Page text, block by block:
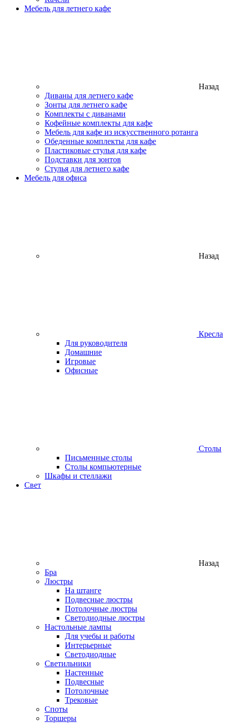
Мебель для летнего кафе
Назад
Диваны для летнего кафе
Зонты для летнего кафе
Комплекты с диванами
Кофейные комплекты для кафе
Мебель для кафе из искусственного ротанга
Обеденные комплекты для кафе
Пластиковые стулья для кафе
Подставки для зонтов
Стулья для летнего кафе
Мебель для офиса
Назад
Кресла
Для руководителя
Домашние
Игровые
Офисные
Столы
Письменные столы
Столы компьютерные
Шкафы и стеллажи
Свет
Назад
Бра
Люстры
На штанге
Подвесные люстры
Потолочные люстры
Светодиодные люстры
Настольные лампы
Для учебы и работы
Интерьерные
Светодиодные
Светильники
Настенные
Подвесные
Потолочные
Трековые
Споты
Торшеры